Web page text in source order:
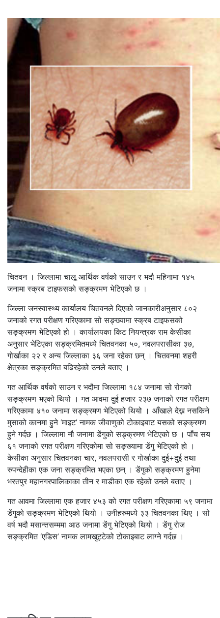
चितवन । जिल्लामा चालू आर्थिक वर्षको साउन र भदौ महिनामा १४५
जनामा स्क्रब टाइफसको सङ्क्रमण भेटिएको छ ।
जिल्ला जनस्वास्थ्य कार्यालय चितवनले दिएको जानकारीअनुसार ८०२
जनाको रगत परीक्षण गरिएकामा सो सङ्ख्यामा स्क्रब टाइफसको
सङ्क्रमण भेटिएको हो । कार्यालयका किट नियन्त्रक राम केसीका
अनुसार भेटिएका सङ्क्रमितमध्ये चितवनका ५०, नवलपरासीका ३७,
गोर्खाका २२ र अन्य जिल्लाका ३६ जना रहेका छन् । चितवनमा शहरी
क्षेत्रका सङ्क्रमित बढिरहेको उनले बताए ।
गत आर्थिक वर्षको साउन र भदौमा जिल्लामा १८४ जनामा सो रोगको
सङ्क्रमण भएको थियो । गत आवमा दुई हजार २३७ जनाको रगत परीक्षण
गरिएकामा ४१० जनामा सङ्क्रमण भेटिएको थियो । आँखाले देख्न नसकिने
मुसाको कानमा हुने ‘माइट’ नामक जीवाणुको टोकाइबाट यसको सङ्क्रमण
हुने गर्दछ । जिल्लामा नौ जनामा डेंगुको सङ्क्रमण भेटिएको छ । पाँच सय
६१ जनाको रगत परीक्षण गरिएकोमा सो सङ्ख्यामा डेंगु भेटिएको हो ।
केसीका अनुसार चितवनका चार, नवलपरासी र गोर्खाका दुई÷दुई तथा
रुपन्देहीका एक जना सङ्क्रमित भएका छन् । डेंगुको सङ्क्रमण हुनेमा
भरतपुर महानगरपालिकाका तीन र माडीका एक रहेको उनले बताए ।
गत आवमा जिल्लामा एक हजार ४५३ को रगत परीक्षण गरिएकामा ५९ जनामा
डेंगुको सङ्क्रमण भेटिएको थियो । उनीहरुमध्ये ३३ चितवनका थिए । सो
वर्ष भदौ मसान्तसम्ममा आठ जनामा डेंगु भेटिएको थियो । डेंगु रोज
सङ्क्रमित ‘एडिस’ नामक लामखुट्टेको टोकाइबाट लाग्ने गर्दछ ।